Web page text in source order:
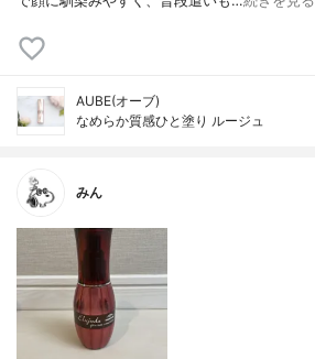
AUBE(オーブ)
なめらか質感ひと塗り ルージュ
みん